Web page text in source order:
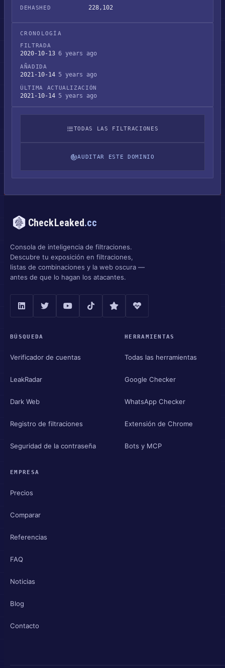
DEHASHED 228,102
CRONOLOGÍA
FILTRADA
2020-10-13 6 years ago
AÑADIDA
2021-10-14 5 years ago
ÚLTIMA ACTUALIZACIÓN
2021-10-14 5 years ago
TODAS LAS FILTRACIONES
AUDITAR ESTE DOMINIO
CheckLeaked.cc
Consola de inteligencia de filtraciones.
Descubre tu exposición en filtraciones,
listas de combinaciones y la web oscura —
antes de que lo hagan los atacantes.
BÚSQUEDA
Verificador de cuentas
LeakRadar
Dark Web
Registro de filtraciones
Seguridad de la contraseña
HERRAMIENTAS
Todas las herramientas
Google Checker
WhatsApp Checker
Extensión de Chrome
Bots y MCP
EMPRESA
Precios
Comparar
Referencias
FAQ
Noticias
Blog
Contacto